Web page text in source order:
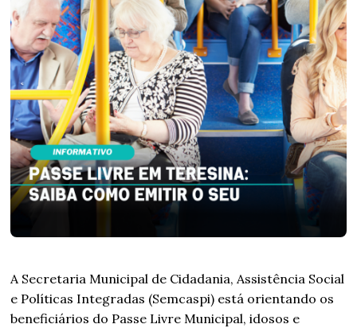
A Secretaria Municipal de Cidadania, Assistência Social
e Políticas Integradas (Semcaspi) está orientando os
beneficiários do Passe Livre Municipal, idosos e